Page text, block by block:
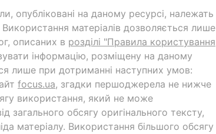
опубліковані на даному ресурсі, належать
матеріалів дозволяється лише
описаних в розділі "Правила користування
інформацію, розміщену на даному
лише при дотриманні наступних умов:
focus.ua, згадки першоджерела не нижче
використання, який не може
загального обсягу оригінального тексту,
матеріалу. Використання більшого обсягу